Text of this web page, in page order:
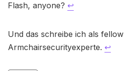
Flash, anyone? ↩
Und das schreibe ich als fellow
Armchairsecurityexperte. ↩